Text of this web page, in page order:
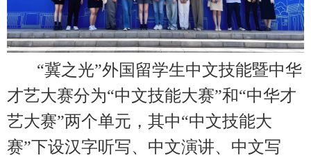
“冀之光”外国留学生中文技能暨中华
才艺大赛分为“中文技能大赛”和“中华才
艺大赛”两个单元，其中“中文技能大
赛”下设汉字听写、中文演讲、中文写